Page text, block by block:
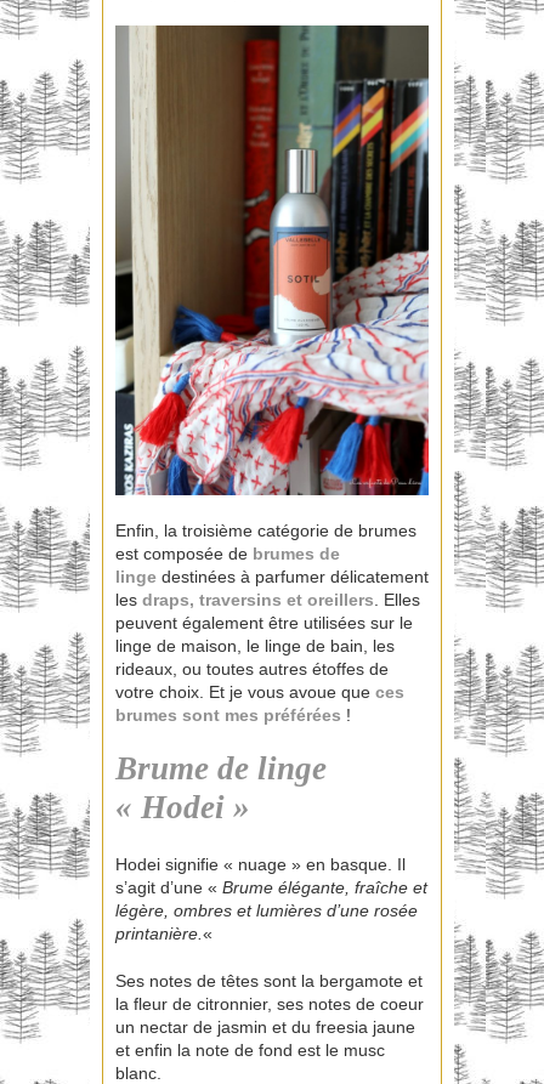
Enfin, la troisième catégorie de brumes
est composée de brumes de
linge destinées à parfumer délicatement
les draps, traversins et oreillers . Elles
peuvent également être utilisées sur le
linge de maison, le linge de bain, les
rideaux, ou toutes autres étoffes de
votre choix. Et je vous avoue que ces
brumes sont mes préférées !
Brume de linge
« Hodei »
Hodei signifie « nuage » en basque. Il
s’agit d’une « Brume élégante, fraîche et
légère, ombres et lumières d’une rosée
printanière. «
Ses notes de têtes sont la bergamote et
la fleur de citronnier, ses notes de coeur
un nectar de jasmin et du freesia jaune
et enfin la note de fond est le musc
blanc.